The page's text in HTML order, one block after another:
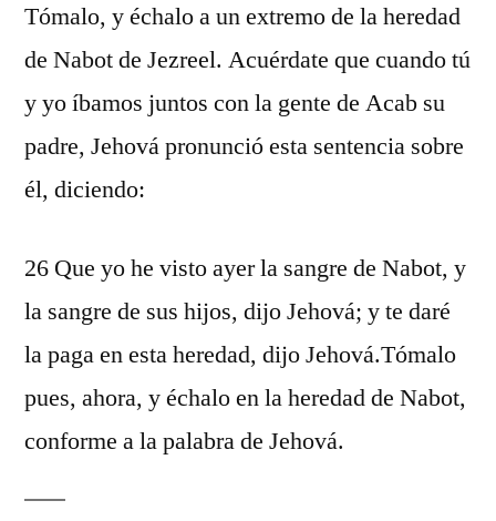
Tómalo, y échalo a un extremo de la heredad
de Nabot de Jezreel. Acuérdate que cuando tú
y yo íbamos juntos con la gente de Acab su
padre, Jehová pronunció esta sentencia sobre
él, diciendo:
26 Que yo he visto ayer la sangre de Nabot, y
la sangre de sus hijos, dijo Jehová; y te daré
la paga en esta heredad, dijo Jehová.Tómalo
pues, ahora, y échalo en la heredad de Nabot,
conforme a la palabra de Jehová.